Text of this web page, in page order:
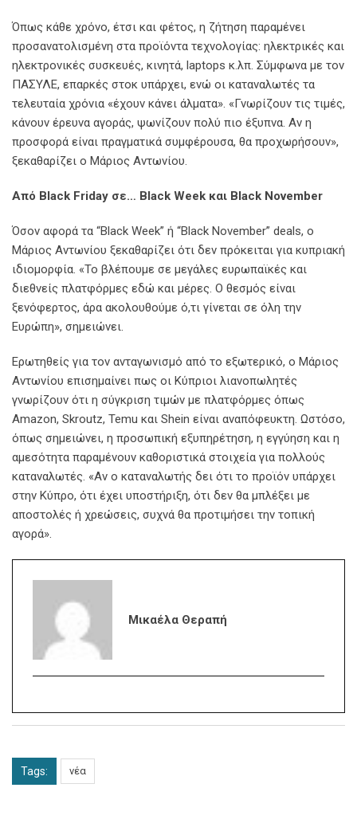
Όπως κάθε χρόνο, έτσι και φέτος, η ζήτηση παραμένει
προσανατολισμένη στα προϊόντα τεχνολογίας: ηλεκτρικές και
ηλεκτρονικές συσκευές, κινητά, laptops κ.λπ. Σύμφωνα με τον
ΠΑΣΥΛΕ, επαρκές στοκ υπάρχει, ενώ οι καταναλωτές τα
τελευταία χρόνια «έχουν κάνει άλματα». «Γνωρίζουν τις τιμές,
κάνουν έρευνα αγοράς, ψωνίζουν πολύ πιο έξυπνα. Αν η
προσφορά είναι πραγματικά συμφέρουσα, θα προχωρήσουν»,
ξεκαθαρίζει ο Μάριος Αντωνίου.
Από Black Friday σε… Black Week και Black November
Όσον αφορά τα “Black Week” ή “Black November” deals, ο
Μάριος Αντωνίου ξεκαθαρίζει ότι δεν πρόκειται για κυπριακή
ιδιομορφία. «Το βλέπουμε σε μεγάλες ευρωπαϊκές και
διεθνείς πλατφόρμες εδώ και μέρες. Ο θεσμός είναι
ξενόφερτος, άρα ακολουθούμε ό,τι γίνεται σε όλη την
Ευρώπη», σημειώνει.
Ερωτηθείς για τον ανταγωνισμό από το εξωτερικό, ο Μάριος
Αντωνίου επισημαίνει πως οι Κύπριοι λιανοπωλητές
γνωρίζουν ότι η σύγκριση τιμών με πλατφόρμες όπως
Amazon, Skroutz, Temu και Shein είναι αναπόφευκτη. Ωστόσο,
όπως σημειώνει, η προσωπική εξυπηρέτηση, η εγγύηση και η
αμεσότητα παραμένουν καθοριστικά στοιχεία για πολλούς
καταναλωτές. «Αν ο καταναλωτής δει ότι το προϊόν υπάρχει
στην Κύπρο, ότι έχει υποστήριξη, ότι δεν θα μπλέξει με
αποστολές ή χρεώσεις, συχνά θα προτιμήσει την τοπική
αγορά».
Μικαέλα Θεραπή
Tags: νέα